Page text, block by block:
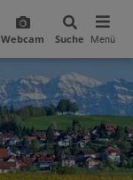
Webcam Suche Menü